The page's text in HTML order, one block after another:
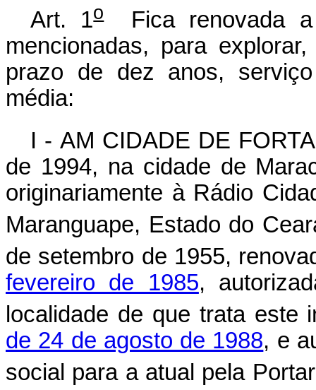
Art. 1o
Fica renovada
mencionadas, para
prazo de dez anos,
média:
I - AM CIDADE DE
de 1994, na cidade de
originariamente à Rádio
Maranguape, Estado do
de setembro de 1955,
fevereiro de 1985,
localidade de que trata este
de 24 de agosto de 1988, e
social para a atual pela